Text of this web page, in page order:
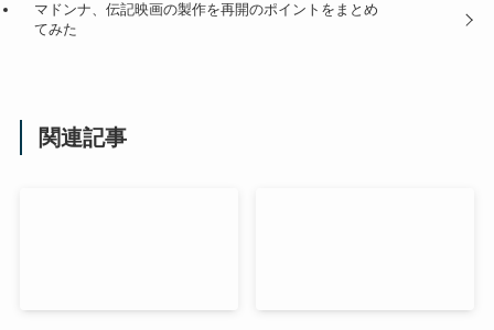
マドンナ、伝記映画の製作を再開のポイントをまとめ
てみた
関連記事